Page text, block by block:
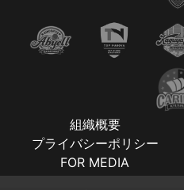
組織概要
プライバシーポリシー
FOR MEDIA